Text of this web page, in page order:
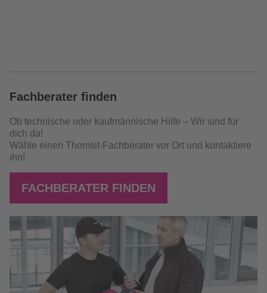
Fachberater finden
Ob technische oder kaufmännische Hilfe – Wir sind für
dich da!
Wähle einen Thomsit-Fachberater vor Ort und kontaktiere
ihn!
FACHBERATER FINDEN